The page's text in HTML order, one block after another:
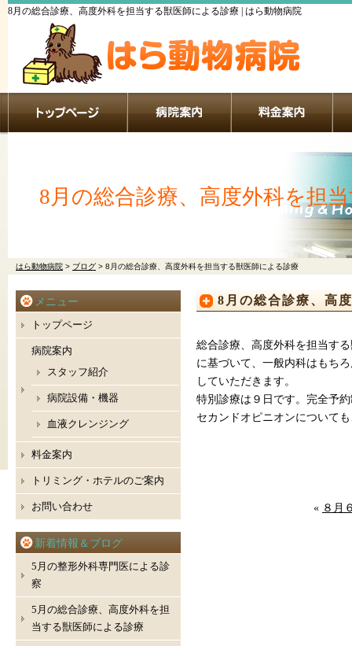
8月の総合診療、高度外科を担当する獣医師による診療 | はら動物病院
8月の総合診療、高度外科を担
はら動物病院 > ブログ > 8月の総合診療、高度外科を担当する獣医師による診療
8月の総合診療、高
総合診療、高度外科を担当す
に基づいて、一般内科はもち
していただきます。
特別診療は９日です。完全予
セカンドオピニオンについて
« ８月
メニュー
トップページ
病院案内
スタッフ紹介
病院設備・機器
血液クレンジング
料金案内
トリミング・ホテルのご案内
お問い合わせ
新着情報＆ブログ
5月の整形外科専門医による診
察
5月の総合診療、高度外科を担
当する獣医師による診療